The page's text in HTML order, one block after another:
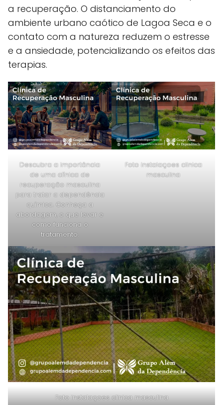
a recuperação. O distanciamento do
ambiente urbano caótico de Lagoa Seca e o
contato com a natureza reduzem o estresse
e a ansiedade, potencializando os efeitos das
terapias.
Descubra a importância
de uma clínica de
recuperação masculina
para tratar a dependência
química. Conheça a
abordagem, o que levar e
como funciona o
tratamento.
Foto instalaçoes clinica
masculina
Foto instalaçoes clinica masculina